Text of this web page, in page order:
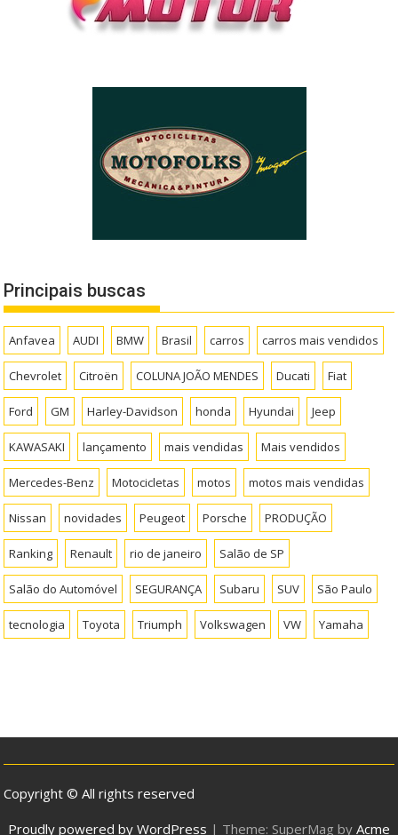
Principais buscas
Anfavea AUDI BMW Brasil carros carros mais vendidos
Chevrolet Citroën COLUNA JOÃO MENDES Ducati Fiat
Ford GM Harley-Davidson honda Hyundai Jeep
KAWASAKI lançamento mais vendidas Mais vendidos
Mercedes-Benz Motocicletas motos motos mais vendidas
Nissan novidades Peugeot Porsche PRODUÇÃO
Ranking Renault rio de janeiro Salão de SP
Salão do Automóvel SEGURANÇA Subaru SUV São Paulo
tecnologia Toyota Triumph Volkswagen VW Yamaha
Copyright © All rights reserved
Proudly powered by WordPress | Theme: SuperMag by Acme